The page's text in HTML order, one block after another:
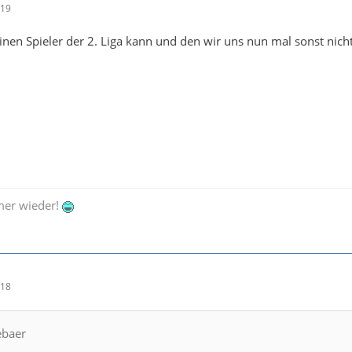
Spieler der 2. Liga kann und den wir uns nun mal sonst
wieder!